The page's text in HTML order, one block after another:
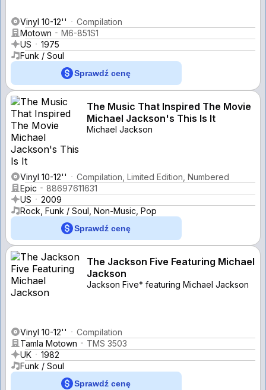
Vinyl 10-12''
Compilation
Motown
M6-851S1
US
1975
Funk / Soul
Sprawdź cenę
The Music That Inspired The Movie
Michael Jackson's This Is It
Michael Jackson
Vinyl 10-12''
Compilation, Limited Edition, Numbered
Epic
88697611631
US
2009
Rock, Funk / Soul, Non-Music, Pop
Sprawdź cenę
The Jackson Five Featuring Michael
Jackson
Jackson Five* featuring Michael Jackson
Vinyl 10-12''
Compilation
Tamla Motown
TMS 3503
UK
1982
Funk / Soul
Sprawdź cenę